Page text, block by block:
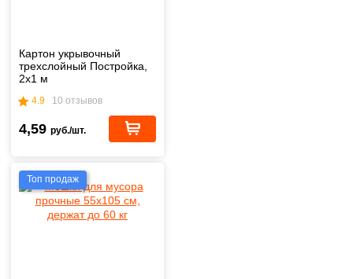
Картон укрывочный
трехслойный Постройка,
2х1 м
4.9 10 отзывов
4,59 руб./шт.
Топ продаж